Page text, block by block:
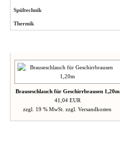
Spültechnik
Thermik
Brauseschlauch für Geschirrbrausen 1,20m
41,04 EUR
zzgl. 19 % MwSt. zzgl.Versandkosten